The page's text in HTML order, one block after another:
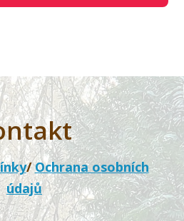
/Ochrana osobních
údajů